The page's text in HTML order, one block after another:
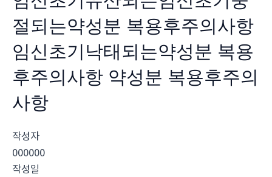
절되는약성분 복용후주의사항
임신초기낙태되는약성분 복용
후주의사항 약성분 복용후주의
사항
작성자
000000
작성일